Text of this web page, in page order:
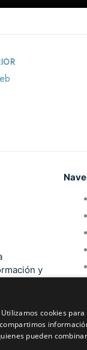
y
Utilizamos cookies
compartimos
pueden